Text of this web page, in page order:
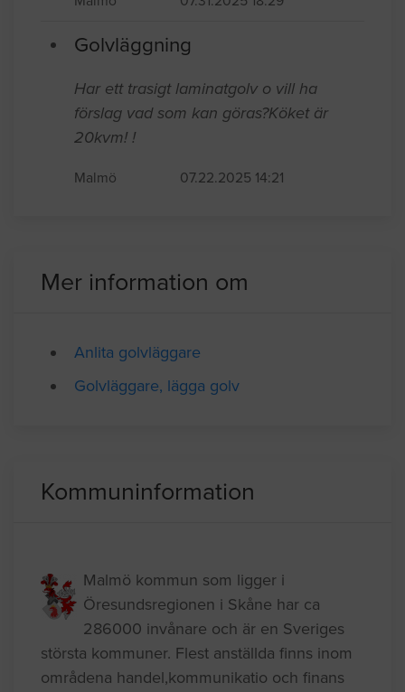
dnr=3587 och borttagning av nuvarande
i hall/korridor 11,5 kvadrat cirka.
Golvläggning
förslag vad som kan göras?Köket är
Mer information om
Kommuninformation
Malmö kommun som ligger i
Öresundsregionen i Skåne har ca